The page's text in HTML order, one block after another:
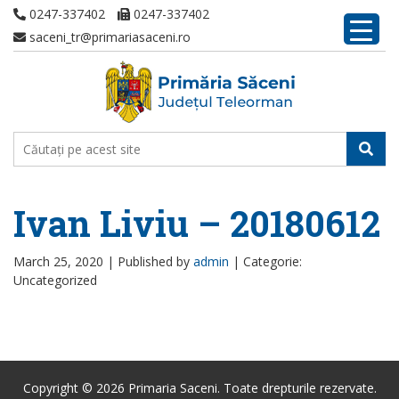
0247-337402
0247-337402
saceni_tr@primariasaceni.ro
Ivan Liviu – 20180612
March 25, 2020 | Published by admin | Categorie:
Uncategorized
Copyright © 2026 Primaria Saceni. Toate drepturile rezervate.